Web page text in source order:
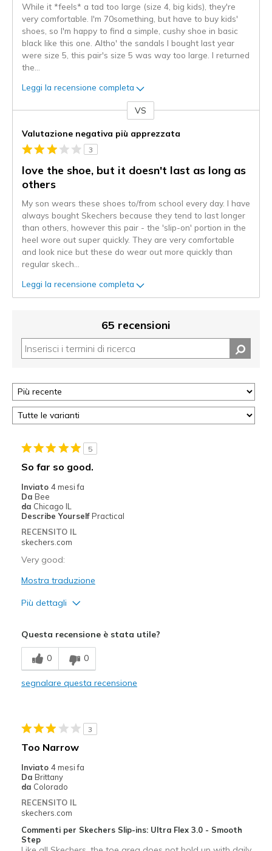
While it *feels* a tad too large (size 4, big kids), they're
very comfortable. I'm 70something, but have to buy kids'
shoes, so I'm happy to find a simple, cushy shoe in basic
black like this one. Altho' the sandals I bought last year
were size 5, this pair's size 5 was way too large. I returned
the
Leggi la recensione completa
VS
Valutazione negativa più apprezzata
3
love the shoe, but it doesn't last as long as
others
My son wears these shoes to/from school every day. I have
always bought Skechers because they tend to last longer
than others, however this pair - the 'slip-on' portion in the
heel wore out super quickly. They are very comfortable
and look nice but these do wear out more quickly than
regular skech
Leggi la recensione completa
65 recensioni
5
So far so good.
Inviato 4 mesi fa
Da Bee
da Chicago IL
Describe Yourself Practical
RECENSITO IL
skechers.com
Very good:
Mostra traduzione
Più dettagli
Breathe Well
Comfortable
Questa recensione è stata utile?
0 0
segnalare questa recensione
3
Too Narrow
Inviato 4 mesi fa
Da Brittany
da Colorado
RECENSITO IL
skechers.com
Commenti per Skechers Slip-ins: Ultra Flex 3.0 - Smooth
Step